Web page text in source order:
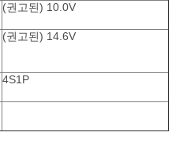
(권고된) 10.0V
(권고된) 14.6V
4S1P